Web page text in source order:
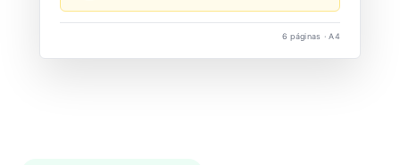
6 páginas · A4